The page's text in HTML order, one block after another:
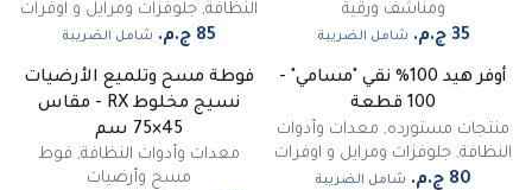
ومناشف ورقية
شامل الضريبة
النظافة, جلوفزات ومرايل و اوفرات
شامل الضريبة
أوفر هيد 100% نقي "مسامي" -
100 قطعة
منتجات مستورده, معدات وأدوات
النظافة, جلوفزات ومرايل و اوفرات
شامل الضريبة
%
فوطة مسح وتلميع الأرضيات
نسيج مخلوط RX - مقاس
45×75 سم
معدات وأدوات النظافة, فوط
مسح وأرضيات